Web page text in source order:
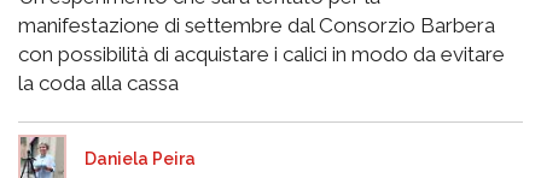
manifestazione di settembre dal Consorzio Barbera
con possibilità di acquistare i calici in modo da evitare
la coda alla cassa
Daniela Peira